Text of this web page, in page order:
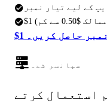
کے لیے تیار نمبر
$0.50 سے کم)
نمبر حاصل کریں۔
سپانسر شدہ
استعمال کرتے